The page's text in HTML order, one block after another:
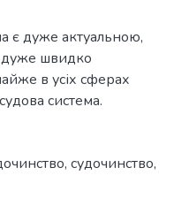
є дуже актуальною,
дуже швидко
в усіх сферах
система.
, судочинство,